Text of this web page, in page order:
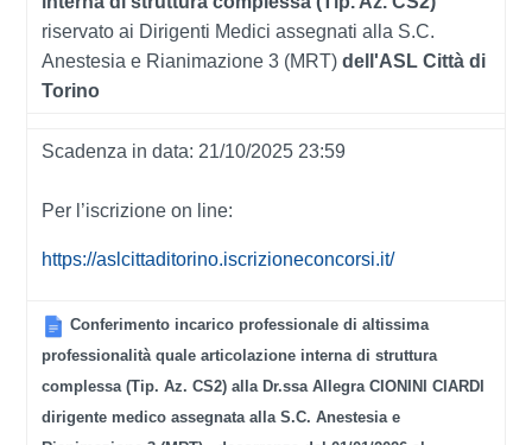
riservato ai Dirigenti Medici assegnati alla S.C.
Anestesia e Rianimazione 3 (MRT)dell'ASL Città di
Torino
Scadenza in data: 21/10/2025 23:59
Per l’iscrizione on line:
https://aslcittaditorino.iscrizioneconcorsi.it/
Conferimento incarico professionale di altissima
professionalità quale articolazione interna di struttura
complessa (Tip. Az. CS2) alla Dr.ssa Allegra CIONINI CIARDI
dirigente medico assegnata alla S.C. Anestesia e